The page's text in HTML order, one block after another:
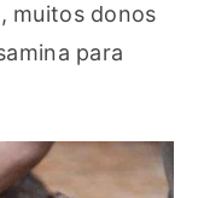
muitos donos
para